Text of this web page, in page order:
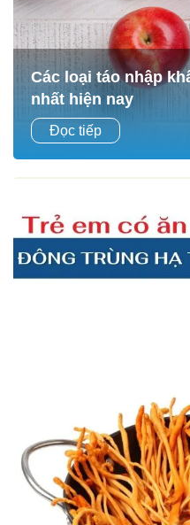
Các loại táo nhập
nhất hiện nay
Trong bối cảnh chất lượng
nâng cao và người tiêu
đề vệ sinh an toàn thực
Đọc tiếp